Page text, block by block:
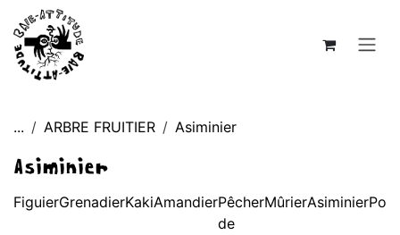
Se rendre au contenu
... ARBRE FRUITIER Asiminier
Asiminier
FiguierGrenadierKakiAmandierPêcher
de
MûrierAsiminier